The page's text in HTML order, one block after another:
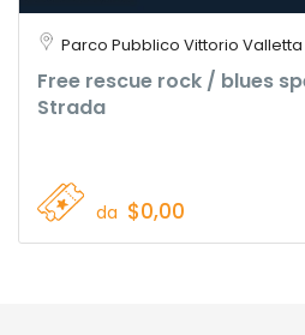
Parco Pubblico Vittorio Valletta
Free rescue rock / blues
Strada
da $0,00